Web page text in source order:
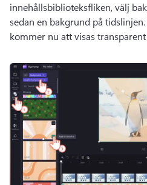
innehållsbiblioteksfliken, välj
sedan en bakgrund på tidslinjen.
kommer nu att visas